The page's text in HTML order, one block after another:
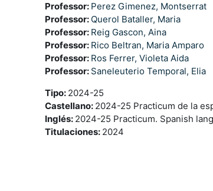
Professor: Perez Gimenez, Montserrat
Professor: Querol Bataller, Maria
Professor: Reig Gascon, Aina
Professor: Rico Beltran, Maria Amparo
Professor: Ros Ferrer, Violeta Aida
Professor: Saneleuterio Temporal, Elia
Tipo: 2024-25
Castellano: 2024-25 Practicum de la
Inglés: 2024-25 Practicum. Spanish
Titulaciones: 2024